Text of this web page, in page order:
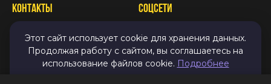
КОНТАКТЫ
info@sugarmedia.ru
Екатеринбург
СОЦСЕТИ
VK
Дзен
Email
Этот сайт использует cookie для хранения данных.
Продолжая работу с сайтом, вы соглашаетесь на
использование файлов cookie. Подробнее